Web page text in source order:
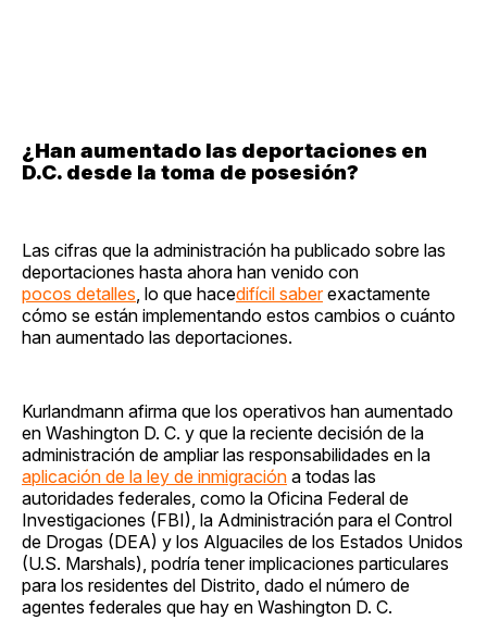
¿Han aumentado las deportaciones en
D.C. desde la toma de posesión?
Las cifras que la administración ha publicado sobre las
deportaciones hasta ahora han venido con
pocos detalles, lo que hacedifícil saberexactamente
cómo se están implementando estos cambios o cuánto
han aumentado las deportaciones.
Kurlandmann afirma que los operativos han aumentado
en Washington D. C. y que la reciente decisión de la
administración de ampliar las responsabilidades en la
aplicación de la ley de inmigración a todas las
autoridades federales, como la Oficina Federal de
Investigaciones (FBI), la Administración para el Control
de Drogas (DEA) y los Alguaciles de los Estados Unidos
(U.S. Marshals), podría tener implicaciones particulares
para los residentes del Distrito, dado el número de
agentes federales que hay en Washington D. C.